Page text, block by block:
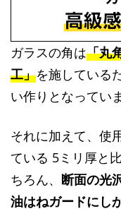
ガラスの角は「丸
工」を施している
い作りとなってい
それに加えて、使
ている 5ミリ厚と
ちろん、 断面の光
油はねガードにし